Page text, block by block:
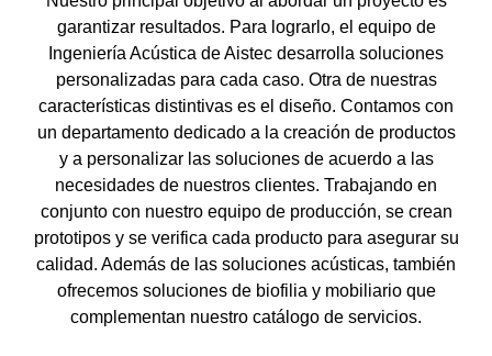
garantizar resultados. Para lograrlo, el equipo de
Ingeniería Acústica de Aistec desarrolla soluciones
personalizadas para cada caso. Otra de nuestras
características distintivas es el diseño. Contamos con
un departamento dedicado a la creación de productos
y a personalizar las soluciones de acuerdo a las
necesidades de nuestros clientes. Trabajando en
conjunto con nuestro equipo de producción, se crean
prototipos y se verifica cada producto para asegurar su
calidad. Además de las soluciones acústicas, también
ofrecemos soluciones de biofilia y mobiliarioque
complementan nuestro catálogo de servicios.